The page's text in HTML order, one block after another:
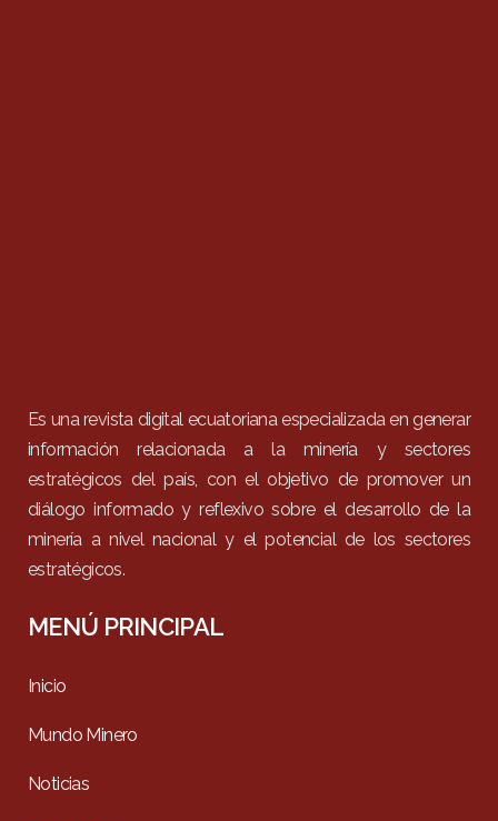
Es una revista digital ecuatoriana especializada en generar
información relacionada a la minería y sectores
estratégicos del país, con el objetivo de promover un
diálogo informado y reflexivo sobre el desarrollo de la
minería a nivel nacional y el potencial de los sectores
estratégicos.
MENÚ PRINCIPAL
Inicio
Mundo Minero
Noticias